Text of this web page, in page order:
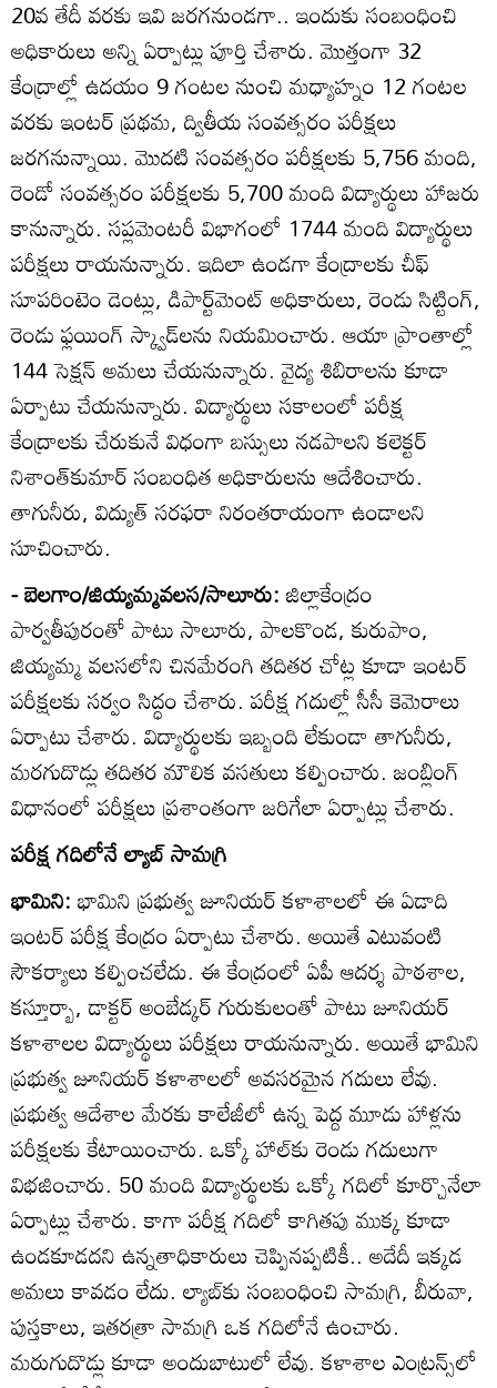
20వ తేదీ వరకు ఇవి జరగనుండగా.. ఇందుకు సంబంధించి
అధికారులు అన్ని ఏర్పాట్లు పూర్తి చేశారు. మొత్తంగా 32
కేంద్రాల్లో ఉదయం 9 గంటల నుంచి మధ్యాహ్నం 12 గంటల
వరకు ఇంటర్‌ ప్రథమ, ద్వితీయ సంవత్సరం పరీక్షలు
జరగనున్నాయి. మొదటి సంవత్సరం పరీక్షలకు 5,756 మంది,
రెండో సంవత్సరం పరీక్షలకు 5,700 మంది విద్యార్థులు హాజరు
కానున్నారు. సప్లమెంటరీ విభాగంలో 1744 మంది విద్యార్థులు
పరీక్షలు రాయనున్నారు. ఇదిలా ఉండగా కేంద్రాలకు చీఫ్‌
సూపరింటెం డెంట్లు, డిపార్ట్‌మెంట్‌ అధికారులు, రెండు సిట్టింగ్‌,
రెండు ఫ్లయింగ్‌ స్క్వాడ్‌లను నియమించారు. ఆయా ప్రాంతాల్లో
144 సెక్షన్‌ అమలు చేయనున్నారు. వైద్య శిబిరాలను కూడా
ఏర్పాటు చేయనున్నారు. విద్యార్థులు సకాలంలో పరీక్ష
కేంద్రాలకు చేరుకునే విధంగా బస్సులు నడపాలని కలెక్టర్‌
నిశాంత్‌కుమార్‌ సంబంధిత అధికారులను ఆదేశించారు.
తాగునీరు, విద్యుత్‌ సరఫరా నిరంతరాయంగా ఉండాలని
సూచించారు.
- బెలగాం/జియ్యమ్మవలస/సాలూరు:జిల్లాకేంద్రం
పార్వతీపురంతో పాటు సాలూరు, పాలకొండ, కురుపాం,
జియ్యమ్మ వలసలోని చినమేరంగి తదితర చోట్ల కూడా ఇంటర్‌
పరీక్షలకు సర్వం సిద్ధం చేశారు. పరీక్ష గదుల్లో సీసీ కెమెరాలు
ఏర్పాటు చేశారు. విద్యార్థులకు ఇబ్బంది లేకుండా తాగునీరు,
మరగుదొడ్లు తదితర మౌలిక వసతులు కల్పించారు. జంబ్లింగ్‌
విధానంలో పరీక్షలు ప్రశాంతంగా జరిగేలా ఏర్పాట్లు చేశారు.
పరీక్ష గదిలోనే ల్యాబ్‌ సామగ్రి
భామిని:భామిని ప్రభుత్వ జూనియర్‌ కళాశాలలో ఈ ఏడాది
ఇంటర్‌ పరీక్ష కేంద్రం ఏర్పాటు చేశారు. అయితే ఎటువంటి
సౌకర్యాలు కల్పించలేదు. ఈ కేంద్రంలో ఏపీ ఆదర్శ పాఠశాల,
కస్తూర్బా, డాక్టర్‌ అంబేడ్కర్‌ గురుకులంతో పాటు జూనియర్‌
కళాశాలల విద్యార్థులు పరీక్షలు రాయనున్నారు. అయితే భామిని
ప్రభుత్వ జూనియర్‌ కళాశాలలో అవసరమైన గదులు లేవు.
ప్రభుత్వ ఆదేశాల మేరకు కాలేజీలో ఉన్న పెద్ద మూడు హాళ్లను
పరీక్షలకు కేటాయించారు. ఒక్కో హాల్‌కు రెండు గదులుగా
విభజించారు. 50 మంది విద్యార్థులకు ఒక్కో గదిలో కూర్చొనేలా
ఏర్పాట్లు చేశారు. కాగా పరీక్ష గదిలో కాగితపు ముక్క కూడా
ఉండకూడదని ఉన్నతాధికారులు చెప్పినప్పటికీ.. అదేదీ ఇక్కడ
అమలు కావడం లేదు. ల్యాబ్‌కు సంబంధించి సామగ్రి, బీరువా,
పుస్తకాలు, ఇతరత్రా సామగ్రి ఒక గదిలోనే ఉంచారు.
మరుగుదొడ్లు కూడా అందుబాటులో లేవు. కళాశాల ఎంట్రన్స్‌లో